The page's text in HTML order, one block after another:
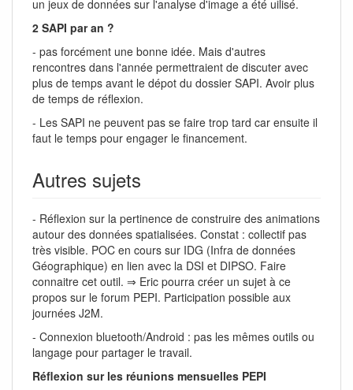
un jeux de données sur l'analyse d'image a été uilisé.
2 SAPI par an ?
- pas forcément une bonne idée. Mais d'autres
rencontres dans l'année permettraient de discuter avec
plus de temps avant le dépot du dossier SAPI. Avoir plus
de temps de réflexion.
- Les SAPI ne peuvent pas se faire trop tard car ensuite il
faut le temps pour engager le financement.
Autres sujets
- Réflexion sur la pertinence de construire des animations
autour des données spatialisées. Constat : collectif pas
très visible. POC en cours sur IDG (Infra de données
Géographique) en lien avec la DSI et DIPSO. Faire
connaitre cet outil. ⇒ Eric pourra créer un sujet à ce
propos sur le forum PEPI. Participation possible aux
journées J2M.
- Connexion bluetooth/Android : pas les mêmes outils ou
langage pour partager le travail.
Réflexion sur les réunions mensuelles PEPI